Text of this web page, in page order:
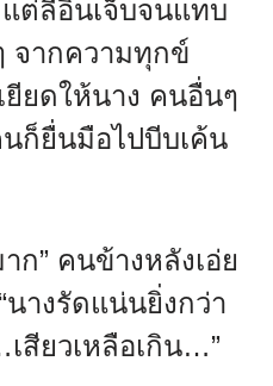
ต่ลี่อินเจ็บจนแทบ
จากความทุกข์
ยดให้นาง คนอื่นๆ
ก็ยื่นมือไปบีบเค้น
” คนข้างหลังเอ่ย
นางรัดแน่นยิ่งกว่า
สียวเหลือเกิน…”